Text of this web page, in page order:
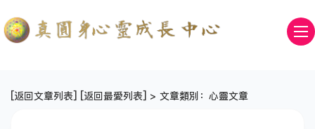
[返回文章列表] [返回最愛列表] > 文章類別：心靈文章